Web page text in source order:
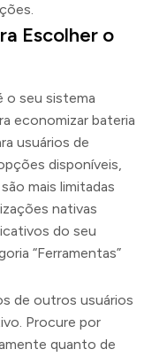
Escolher o
o seu sistema
economizar bateria
usuários de
disponíveis,
mais limitadas
nativas
do seu
“Ferramentas”
de outros usuários
Procure por
quanto de